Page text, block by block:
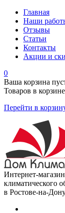
Главная
Наши
Отзывы
Статьи
Контакты
Акции и
0
Ваша корзина
Товаров в корзине
Перейти в
Интернет-магазин
климатического
в Ростове-на-